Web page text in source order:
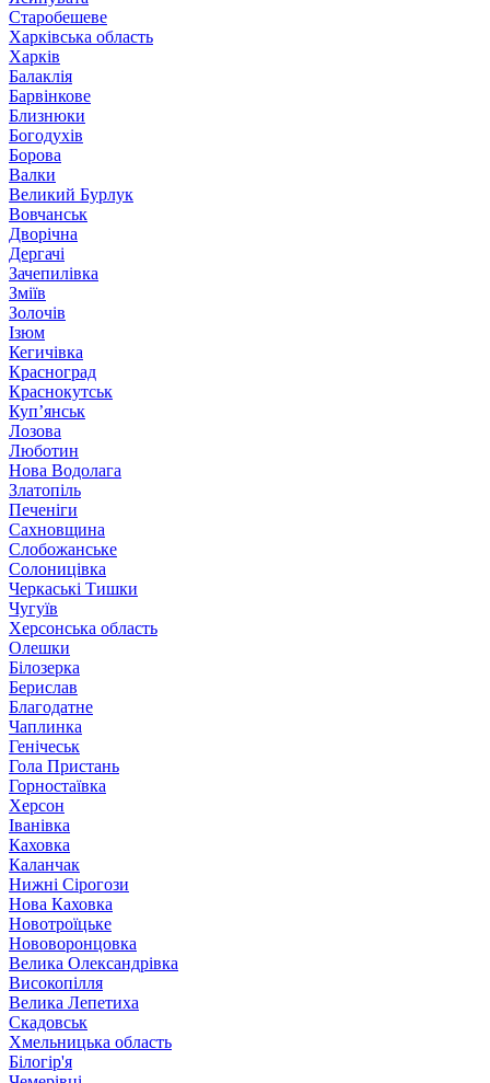
Старобешеве
Харківська область
Харків
Балаклія
Барвінкове
Близнюки
Богодухів
Борова
Валки
Великий Бурлук
Вовчанськ
Дворічна
Дергачі
Зачепилівка
Зміїв
Золочів
Ізюм
Кегичівка
Красноград
Краснокутськ
Куп’янськ
Лозова
Люботин
Нова Водолага
Златопіль
Печеніги
Сахновщина
Слобожанське
Солоницівка
Черкаські Тишки
Чугуїв
Херсонська область
Олешки
Білозерка
Берислав
Благодатне
Чаплинка
Генічеськ
Гола Пристань
Горностаївка
Херсон
Іванівка
Каховка
Каланчак
Нижні Сірогози
Нова Каховка
Новотроїцьке
Нововоронцовка
Велика Олександрівка
Високопілля
Велика Лепетиха
Скадовськ
Хмельницька область
Білогір'я